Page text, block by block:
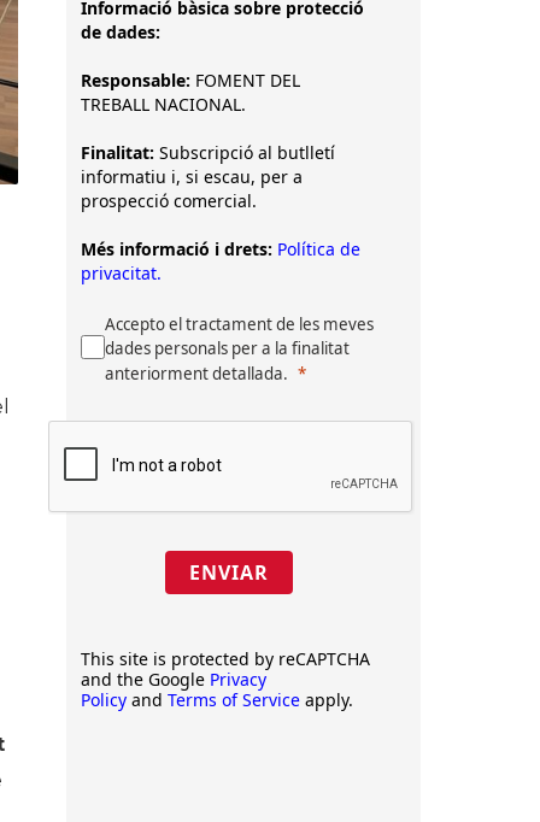
Informació bàsica sobre protecció
de dades:
Responsable: FOMENT DEL
TREBALL NACIONAL.
Finalitat: Subscripció al butlletí
informatiu i, si escau, per a
prospecció comercial.
Més informació i drets: Política de
privacitat.
Accepto el tractament de les meves
dades personals per a la finalitat
anteriorment detallada.
ENVIAR
This site is protected by reCAPTCHA
and the Google Privacy
Policy and Terms of Service apply.